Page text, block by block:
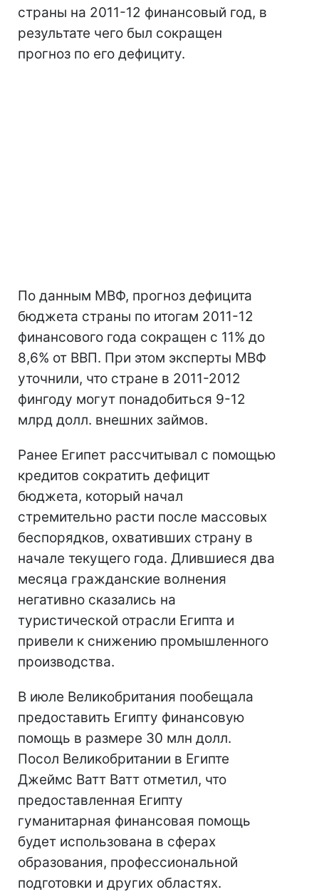
страны на 2011-12 финансовый год, в
результате чего был сокращен
прогноз по его дефициту.
По данным МВФ, прогноз дефицита
бюджета страны по итогам 2011-12
финансового года сокращен с 11% до
8,6% от ВВП. При этом эксперты МВФ
уточнили, что стране в 2011-2012
фингоду могут понадобиться 9-12
млрд долл. внешних займов.
Ранее Египет рассчитывал с помощью
кредитов сократить дефицит
бюджета, который начал
стремительно расти после массовых
беспорядков, охвативших страну в
начале текущего года. Длившиеся два
месяца гражданские волнения
негативно сказались на
туристической отрасли Египта и
привели к снижению промышленного
производства.
В июле Великобритания пообещала
предоставить Египту финансовую
помощь в размере 30 млн долл.
Посол Великобритании в Египте
Джеймс Ватт Ватт отметил, что
предоставленная Египту
гуманитарная финансовая помощь
будет использована в сферах
образования, профессиональной
подготовки и других областях.